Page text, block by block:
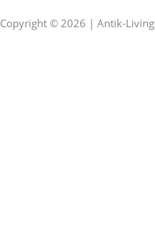
Copyright © 2026 | Antik-Living